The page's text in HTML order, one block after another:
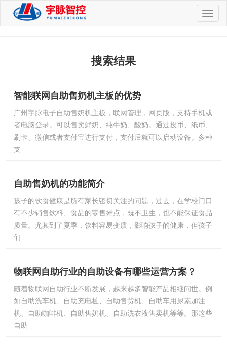
切
换
搜索结果
智能联网自助售奶机主板的优势
广州宇脉电子自助售奶机主板，联网管理，网页版，支持手机或
者电脑登录。可以售卖鲜奶、纯牛奶、酸奶。通过投币、纸币、
刷卡、微信或者支付宝进行支付，支付后就可以启动设备。多种
支
自助售奶机的功能简介
孩子的饮食健康是所有家长密切关注的问题，过去，在学校门口
有不少销售饮料、食品的零售摊点，既不卫生，也不能保证食品
质量。尤其到了夏季，饮料容易变质，影响孩子的健康，但孩子
们
物联网自助行业的自助设备有哪些运营方案？
随着物联网自助行业不断发展，越来越多智能产品相继问世。例
如自助洗车机、自助充电桩、自助售货机、自助车用尿素加注
机、自助咖啡机、自助售奶机、自助洗衣液售卖机等等。那这些
自助